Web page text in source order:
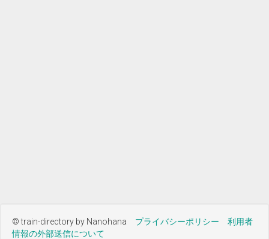
© train-directory by Nanohana プライバシーポリシー
利用者
情報の外部送信について